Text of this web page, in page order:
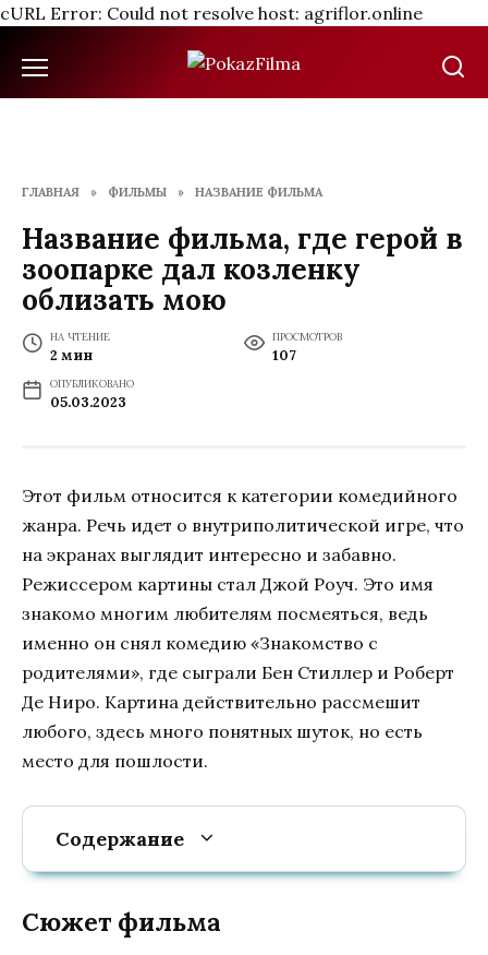
cURL Error: Could not resolve host: agriflor.online
ГЛАВНАЯ » ФИЛЬМЫ » НАЗВАНИЕ ФИЛЬМА
Название фильма, где герой в
зоопарке дал козленку
облизать мою
НА ЧТЕНИЕ
2 мин
ПРОСМОТРОВ
107
ОПУБЛИКОВАНО
05.03.2023
Этот фильм относится к категории комедийного
жанра. Речь идет о внутриполитической игре, что
на экранах выглядит интересно и забавно.
Режиссером картины стал Джой Роуч. Это имя
знакомо многим любителям посмеяться, ведь
именно он снял комедию «Знакомство с
родителями», где сыграли Бен Стиллер и Роберт
Де Ниро. Картина действительно рассмешит
любого, здесь много понятных шуток, но есть
место для пошлости.
Содержание
Сюжет фильма